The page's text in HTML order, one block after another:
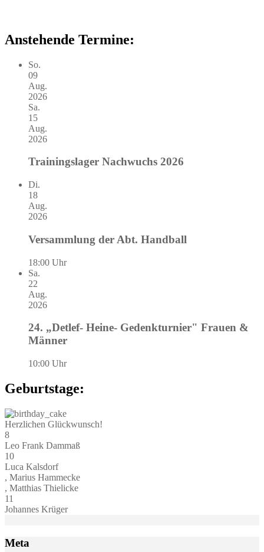
Anstehende Termine:
So.
09
Aug.
2026
Sa.
15
Aug.
2026
Trainingslager Nachwuchs 2026
Di.
18
Aug.
2026
Versammlung der Abt. Handball
18:00 Uhr
Sa.
22
Aug.
2026
24. „Detlef- Heine- Gedenkturnier" Frauen &
Männer
10:00 Uhr
Geburtstage:
Herzlichen Glückwunsch!
8
Leo Frank Dammaß
10
Luca Kalsdorf
, Marius Hammecke
, Matthias Thielicke
11
Johannes Krüger
Meta